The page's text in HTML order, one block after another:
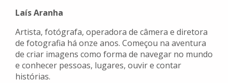
Laís Aranha
Artista, fotógrafa, operadora de câmera e diretora
de fotografia há onze anos. Começou na aventura
de criar imagens como forma de navegar no mundo
e conhecer pessoas, lugares, ouvir e contar
histórias.